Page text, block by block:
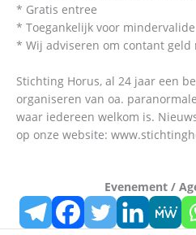
* Gratis entree
* Toegankelijk voor mindervalide
* Wij adviseren om contant geld
Stichting Horus, al 24 jaar een
organiseren van oa.
waar iedereen welkom is.
op onze website:
Evenement /